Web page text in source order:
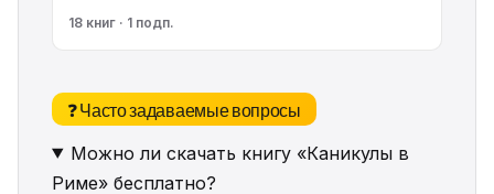
18 книг · 1 подп.
❓ Часто задаваемые вопросы
Можно ли скачать книгу «Каникулы в
Риме» бесплатно?